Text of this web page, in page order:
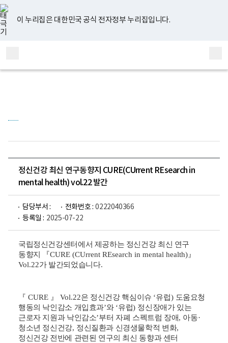
너
비
767px
이
하
이 누리집은 대한민국 공식 전자정부 누리집입니다.
지
검
메
홈
정신건강 최신 연구동향지 CURE(CUrrent REsearch in
mental health) vol.22 발간
담당부서 : 전화번호 : 0222040366
등록일 : 2025-07-22
국립정신건강센터에서 제공하는 정신건강 최신 연구
동향지
『CURE (CUrrent REsearch in mental health) 』
Vol.22가 발간되었습니다.
『 CURE 』 Vol.22은 정신건강 핵심이슈 ‘유럽) 도움요청
행동의 낙인감소 개입효과’와 ‘유럽) 정신장애가 있는
근로자 지원과 낙인감소’부터 자폐 스펙트럼 장애, 아동·
청소년 정신건강, 정신질환과 신경생물학적 변화,
정신건강 전반에 관련된 연구의 최신 동향과 센터
유
튜
브
페
이
스
북
인
스
타
그
램
블
로
그